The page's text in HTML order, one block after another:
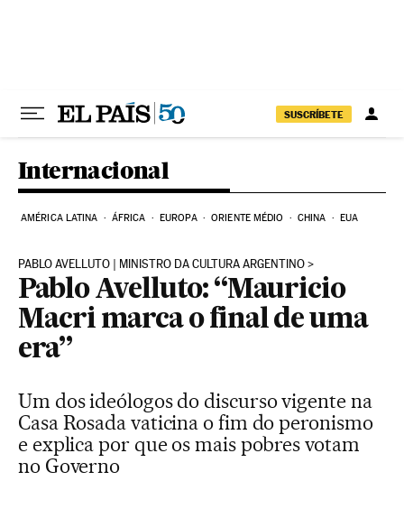
SUSCRÍBETE
Internacional
AMÉRICA LATINA ÁFRICA EUROPA ORIENTE MÉDIO CHINA EUA
PABLO AVELLUTO | MINISTRO DA CULTURA ARGENTINO
Pablo Avelluto: “Mauricio
Macri marca o final de uma
era”
Um dos ideólogos do discurso vigente na
Casa Rosada vaticina o fim do peronismo
e explica por que os mais pobres votam
no Governo